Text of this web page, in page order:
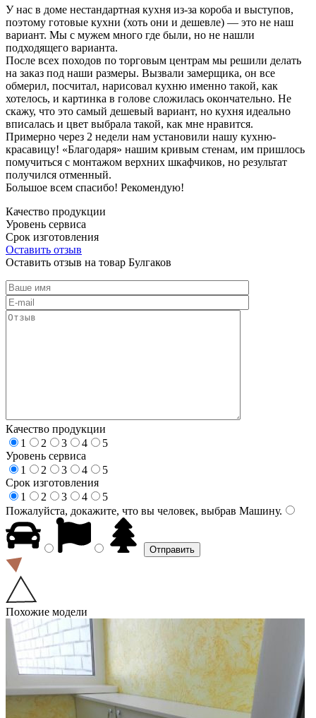
У нас в доме нестандартная кухня из-за короба и выступов,
поэтому готовые кухни (хоть они и дешевле) — это не наш
вариант. Мы с мужем много где были, но не нашли
подходящего варианта.
После всех походов по торговым центрам мы решили делать
на заказ под наши размеры. Вызвали замерщика, он все
обмерил, посчитал, нарисовал кухню именно такой, как
хотелось, и картинка в голове сложилась окончательно. Не
скажу, что это самый дешевый вариант, но кухня идеально
вписалась и цвет выбрала такой, как мне нравится.
Примерно через 2 недели нам установили нашу кухню-
красавицу! «Благодаря» нашим кривым стенам, им пришлось
помучиться с монтажом верхних шкафчиков, но результат
получился отменный.
Большое всем спасибо! Рекомендую!
Качество продукции
Уровень сервиса
Срок изготовления
Оставить отзыв
Оставить отзыв на товар Булгаков
Качество продукции
1
2 3 4
5
Уровень сервиса
1
2 3 4
5
Срок изготовления
1
2 3 4
5
Пожалуйста, докажите, что вы человек, выбрав Машину.
Похожие модели